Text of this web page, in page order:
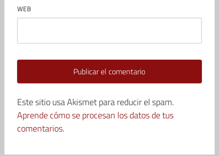
WEB
Este sitio usa Akismet para reducir el spam.
Aprende cómo se procesan los datos de tus
comentarios.